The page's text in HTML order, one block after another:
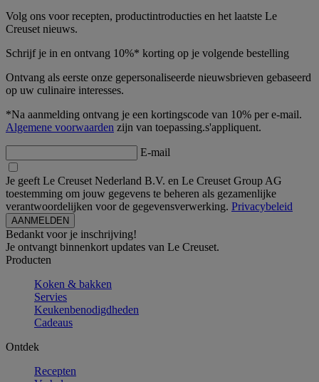
Volg ons voor recepten, productintroducties en het laatste Le
Creuset nieuws.
Schrijf je in en ontvang 10%* korting op je volgende bestelling
Ontvang als eerste onze gepersonaliseerde nieuwsbrieven gebaseerd
op uw culinaire interesses.
*Na aanmelding ontvang je een kortingscode van 10% per e-mail.
Algemene voorwaarden zijn van toepassing.s'appliquent.
E-mail
Je geeft Le Creuset Nederland B.V. en Le Creuset Group AG
toestemming om jouw gegevens te beheren als gezamenlijke
verantwoordelijken voor de gegevensverwerking. Privacybeleid
Bedankt voor je inschrijving!
Je ontvangt binnenkort updates van Le Creuset.
Producten
Koken & bakken
Servies
Keukenbenodigdheden
Cadeaus
Ontdek
Recepten